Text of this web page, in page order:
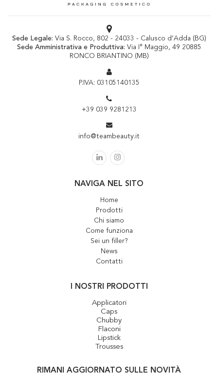
Sede Legale: Via S. Rocco, 802 - 24033 - Calusco d’Adda (BG)
Sede Amministrativa e Produttiva: Via I° Maggio, 49 20885
RONCO BRIANTINO (MB)
P.IVA: 03105140135
+39 039 9281213
info@teambeauty.it
NAVIGA NEL SITO
Home
Prodotti
Chi siamo
Come funziona
Sei un filler?
News
Contatti
I NOSTRI PRODOTTI
Applicatori
Caps
Chubby
Flaconi
Lipstick
Trousses
RIMANI AGGIORNATO SULLE NOVITÀ